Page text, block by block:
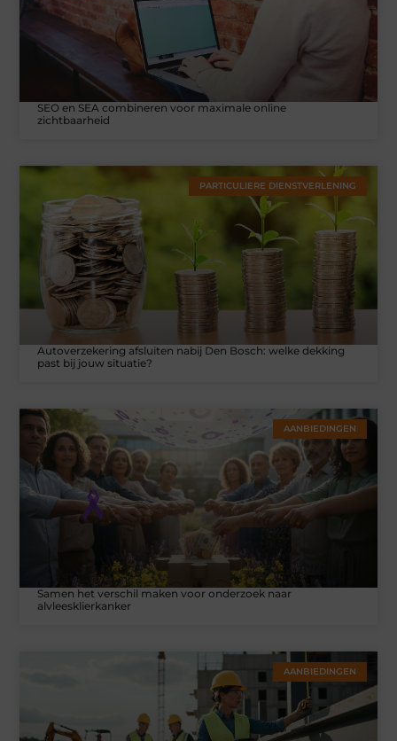
SEO en SEA combineren voor maximale online
zichtbaarheid
PARTICULIERE DIENSTVERLENING
Autoverzekering afsluiten nabij Den Bosch: welke dekking
past bij jouw situatie?
AANBIEDINGEN
Samen het verschil maken voor onderzoek naar
alvleesklierkanker
AANBIEDINGEN